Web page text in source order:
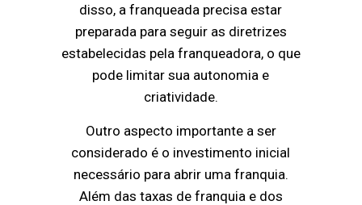
disso, a franqueada precisa estar
preparada para seguir as diretrizes
estabelecidas pela franqueadora, o que
pode limitar sua autonomia e
criatividade.
Outro aspecto importante a ser
considerado é o investimento inicial
necessário para abrir uma franquia.
Além das taxas de franquia e dos